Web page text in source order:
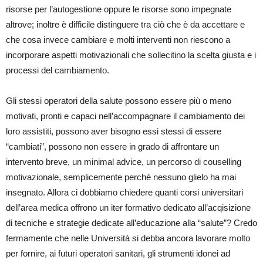
risorse per l’autogestione oppure le risorse sono impegnate
altrove; inoltre è difficile distinguere tra ciò che è da accettare e
che cosa invece cambiare e molti interventi non riescono a
incorporare aspetti motivazionali che sollecitino la scelta giusta e i
processi del cambiamento.
Gli stessi operatori della salute possono essere più o meno
motivati, pronti e capaci nell’accompagnare il cambiamento dei
loro assistiti, possono aver bisogno essi stessi di essere
“cambiati”, possono non essere in grado di affrontare un
intervento breve, un minimal advice, un percorso di couselling
motivazionale, semplicemente perché nessuno glielo ha mai
insegnato. Allora ci dobbiamo chiedere quanti corsi universitari
dell’area medica offrono un iter formativo dedicato all’acqisizione
di tecniche e strategie dedicate all’educazione alla “salute”? Credo
fermamente che nelle Università si debba ancora lavorare molto
per fornire, ai futuri operatori sanitari, gli strumenti idonei ad